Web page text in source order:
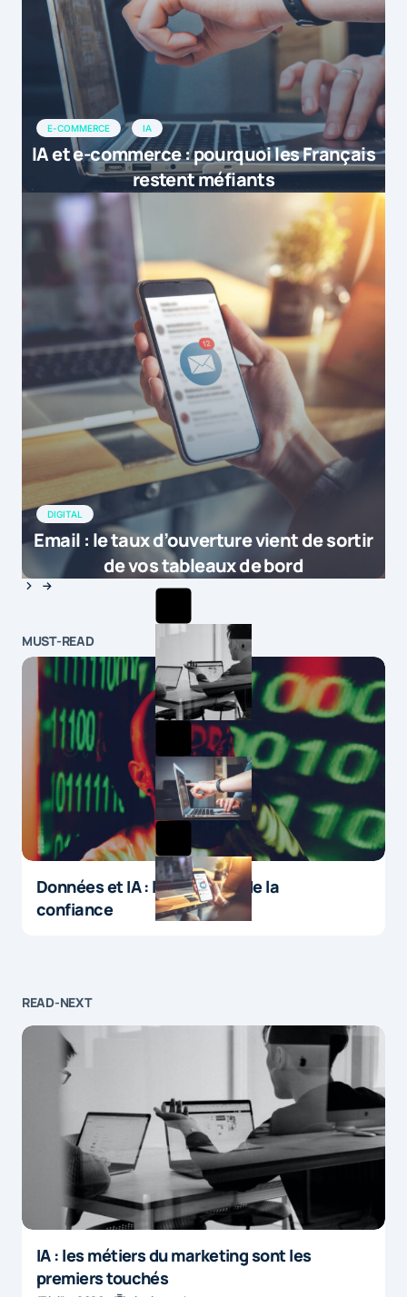
E-COMMERCE IA
IA et e-commerce : pourquoi les Français
restent méfiants
DIGITAL
Email : le taux d’ouverture vient de sortir
de vos tableaux de bord
MUST-READ
Données et IA : le paradoxe de la
confiance
READ-NEXT
IA : les métiers du marketing sont les
premiers touchés